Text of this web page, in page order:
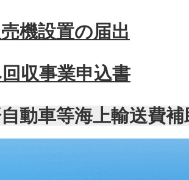
機設置の届出
収事業申込書
動車等海上輸送費